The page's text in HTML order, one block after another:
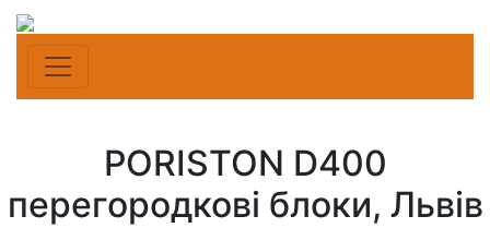
PORISTON D400
перегородкові блоки, Львів